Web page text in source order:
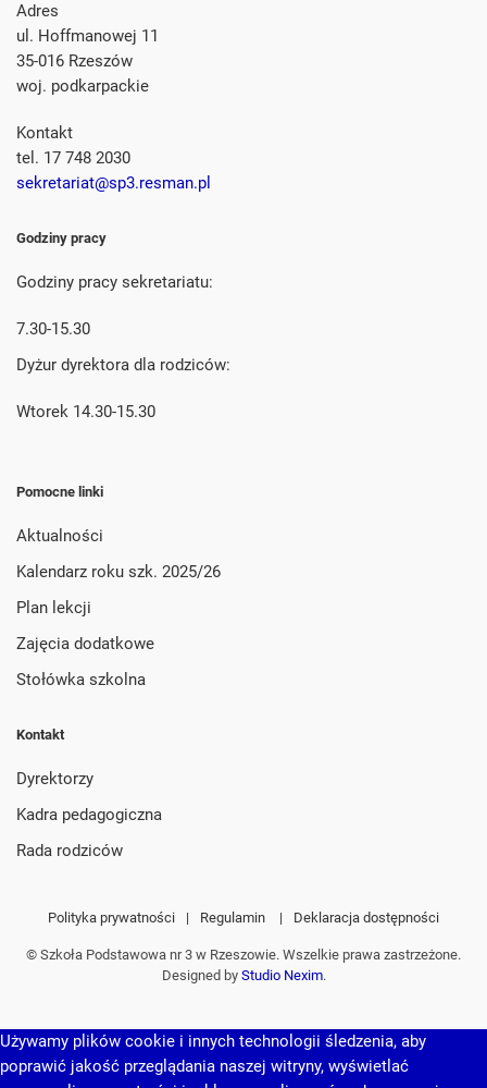
Adres
ul. Hoffmanowej 11
35-016 Rzeszów
woj. podkarpackie
Kontakt
tel. 17 748 2030
sekretariat@sp3.resman.pl
Godziny pracy
Godziny pracy sekretariatu:
7.30-15.30
Dyżur dyrektora dla rodziców:
Wtorek 14.30-15.30
Pomocne linki
Aktualności
Kalendarz roku szk. 2025/26
Plan lekcji
Zajęcia dodatkowe
Stołówka szkolna
Kontakt
Dyrektorzy
Kadra pedagogiczna
Rada rodziców
Polityka prywatności | Regulamin | Deklaracja dostępności
© Szkoła Podstawowa nr 3 w Rzeszowie. Wszelkie prawa zastrzeżone.
Designed by Studio Nexim.
Używamy plików cookie i innych technologii śledzenia, aby
poprawić jakość przeglądania naszej witryny, wyświetlać